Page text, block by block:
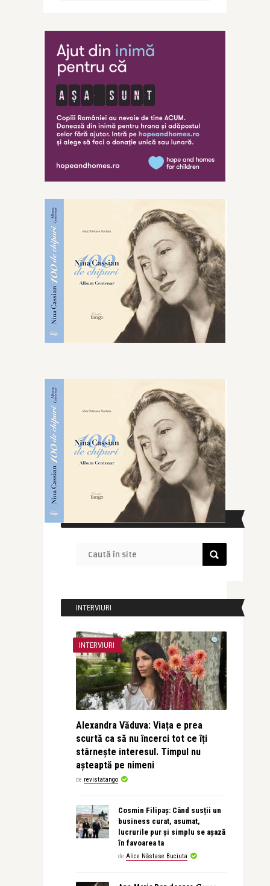
CAUTĂ ÎN SITE
INTERVIURI
INTERVIURI
Alexandra Văduva: Viața e prea
scurtă ca să nu încerci tot ce îți
stârnește interesul. Timpul nu
așteaptă pe nimeni
de revistatango
Cosmin Filipaș: Când susții un
business curat, asumat,
lucrurile pur și simplu se așază
în favoarea ta
de Alice Năstase Buciuta